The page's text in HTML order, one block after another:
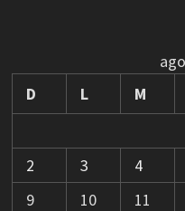
D
L M
2
3 4
9
10 11